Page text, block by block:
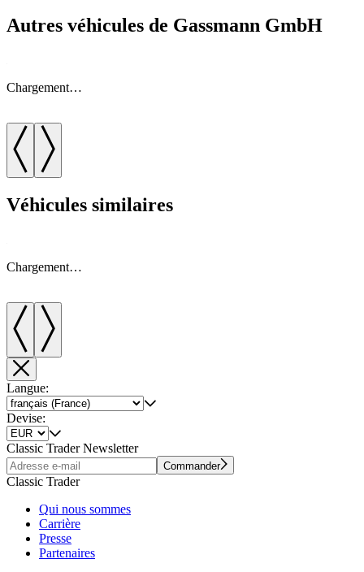
Autres véhicules de Gassmann GmbH
Chargement…
Véhicules similaires
Chargement…
Langue:
Devise:
Classic Trader Newsletter
Commander
Classic Trader
Qui nous sommes
Carrière
Presse
Partenaires